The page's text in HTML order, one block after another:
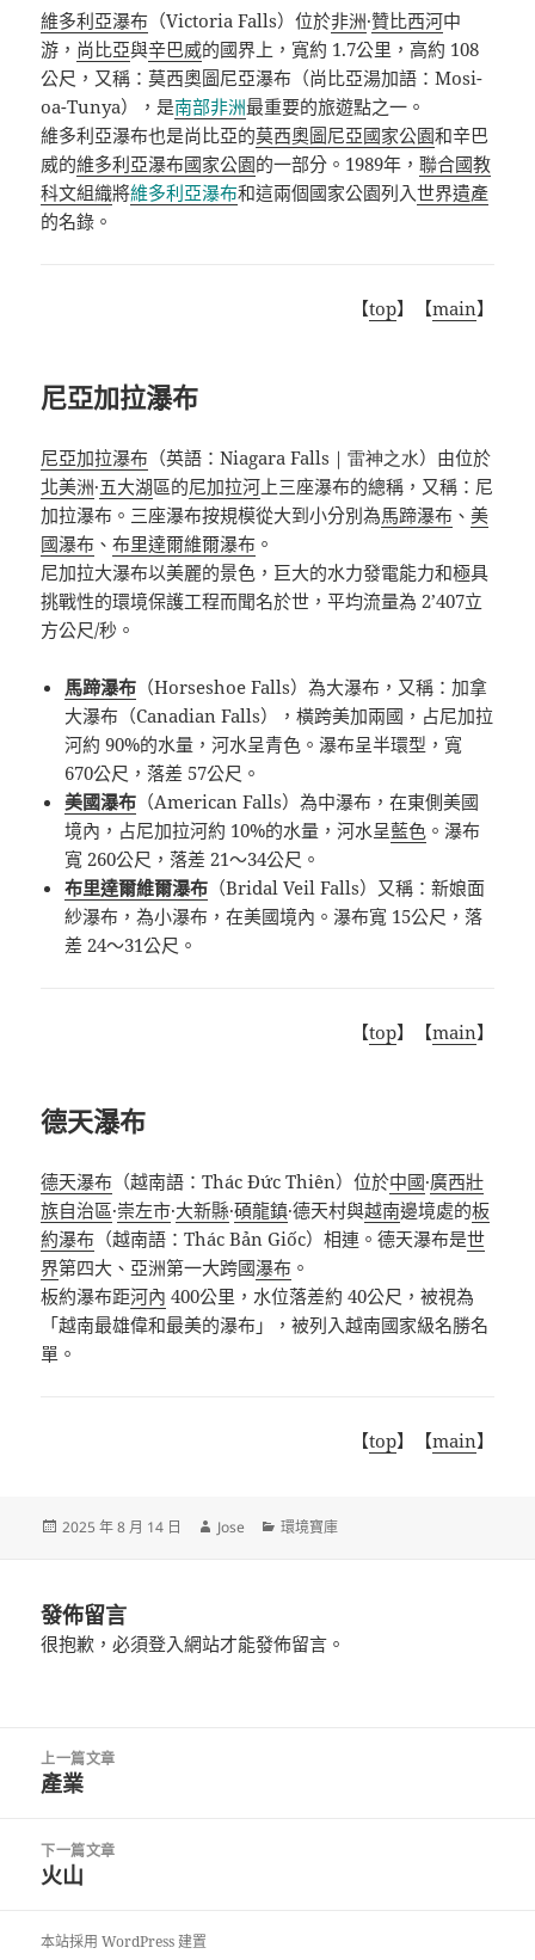
維多利亞瀑布 （Victoria Falls）位於非洲·贊比西河中
游， 尚比亞與辛巴威的國界上，寬約 1.7公里，高約 108
公尺，又稱：莫西奧圖尼亞瀑布（尚比亞湯加語：Mosi-
oa-Tunya），是南部非洲最重要的旅遊點之一。
維多利亞瀑布也是尚比亞的莫西奧圖尼亞國家公園和辛巴
威的維多利亞瀑布國家公園的一部分。1989年，聯合國教
科文組織將維多利亞瀑布和這兩個國家公園列入世界遺產
的名錄。
【top】【main】
尼亞加拉瀑布
尼亞加拉瀑布 （英語：Niagara Falls｜雷神之水）由位於
北美洲·五大湖區的尼加拉河 上三座瀑布的總稱，又稱：尼
加拉瀑布。三座瀑布按規模從大到小分別為馬蹄瀑布 、美
國瀑布 、布里達爾維爾瀑布 。
尼加拉大瀑布以美麗的景色，巨大的水力發電能力和極具
挑戰性的環境保護工程而聞名於世，平均流量為 2’407立
方公尺/秒。
馬蹄瀑布 （Horseshoe Falls）為大瀑布，又稱：加拿
大瀑布（Canadian Falls），橫跨美加兩國，占尼加拉
河約 90%的水量，河水呈青色。瀑布呈半環型，寬
670公尺，落差 57公尺。
美國瀑布 （American Falls）為中瀑布，在東側美國
境內，占尼加拉河約 10%的水量，河水呈藍色 。瀑布
寬 260公尺，落差 21～34公尺。
布里達爾維爾瀑布 （Bridal Veil Falls）又稱：新娘面
紗瀑布，為小瀑布，在美國境內。瀑布寬 15公尺，落
差 24～31公尺。
【top】【main】
德天瀑布
德天瀑布 （越南語：Thác Đức Thiên）位於中國·廣西壯
族自治區·崇左市·大新縣·碩龍鎮·德天村與越南邊境處的板
約瀑布 （越南語：Thác Bản Giốc）相連。德天瀑布是世
界第四大、亞洲第一大跨國瀑布 。
板約瀑布距河內 400公里，水位落差約 40公尺，被視為
「越南最雄偉和最美的瀑布」，被列入越南國家級名勝名
單。
【top】【main】
發
2025 年 8 月 14 日
作
Jose
分
環境寶庫
發佈留言
很抱歉，必須登入網站才能發佈留言。
上一篇文章
上
篇
文
產業
下一篇文章
下
篇
火山
本站採用 WordPress 建置